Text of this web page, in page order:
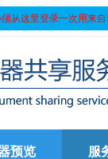
从这里登录一次用来
预览 服